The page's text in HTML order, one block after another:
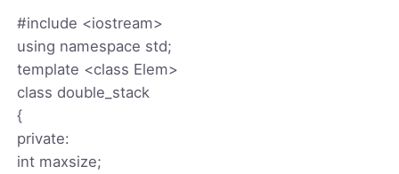
#include <iostream>
using namespace std;
template <class Elem>
class double_stack
{
private:
int maxsize;